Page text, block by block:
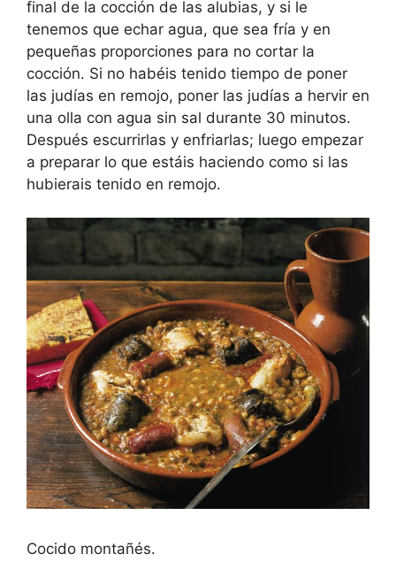
final de la cocción de las alubias, y si le
tenemos que echar agua, que sea fría y en
pequeñas proporciones para no cortar la
cocción. Si no habéis tenido tiempo de poner
las judías en remojo, poner las judías a hervir en
una olla con agua sin sal durante 30 minutos.
Después escurrirlas y enfriarlas; luego empezar
a preparar lo que estáis haciendo como si las
hubierais tenido en remojo.
Cocido montañés.